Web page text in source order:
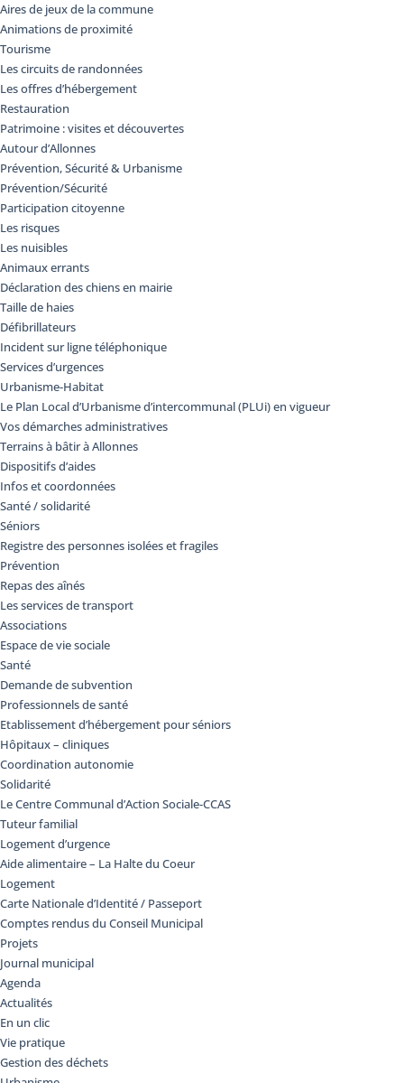
Aires de jeux de la commune
Animations de proximité
Tourisme
Les circuits de randonnées
Les offres d’hébergement
Restauration
Patrimoine : visites et découvertes
Autour d’Allonnes
Prévention, Sécurité & Urbanisme
Prévention/Sécurité
Participation citoyenne
Les risques
Les nuisibles
Animaux errants
Déclaration des chiens en mairie
Taille de haies
Défibrillateurs
Incident sur ligne téléphonique
Services d’urgences
Urbanisme-Habitat
Le Plan Local d’Urbanisme d’intercommunal (PLUi) en vigueur
Vos démarches administratives
Terrains à bâtir à Allonnes
Dispositifs d’aides
Infos et coordonnées
Santé / solidarité
Séniors
Registre des personnes isolées et fragiles
Prévention
Repas des aînés
Les services de transport
Associations
Espace de vie sociale
Santé
Demande de subvention
Professionnels de santé
Etablissement d’hébergement pour séniors
Hôpitaux – cliniques
Coordination autonomie
Solidarité
Le Centre Communal d’Action Sociale-CCAS
Tuteur familial
Logement d’urgence
Aide alimentaire – La Halte du Coeur
Logement
Carte Nationale d’Identité / Passeport
Comptes rendus du Conseil Municipal
Projets
Journal municipal
Agenda
Actualités
En un clic
Vie pratique
Gestion des déchets